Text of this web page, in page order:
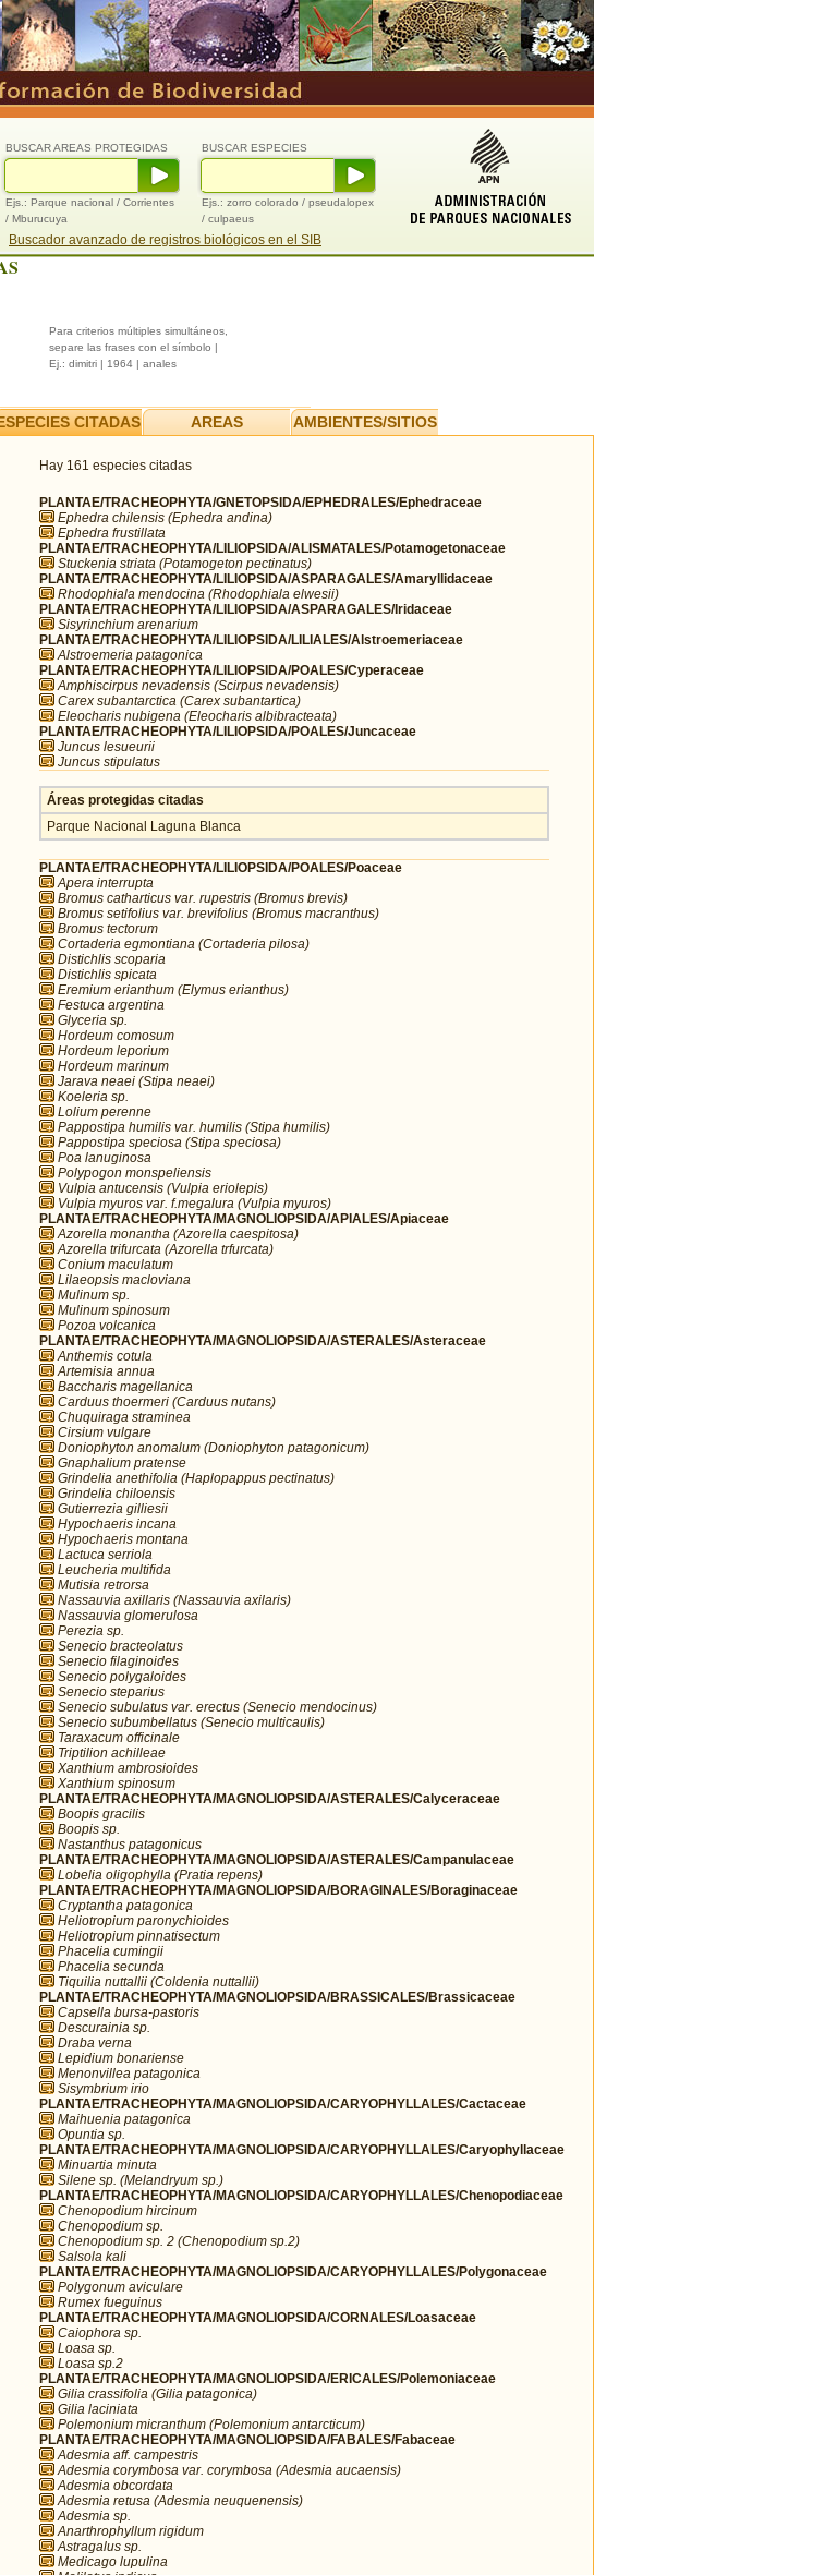
BUSCAR ESPECIES
Ejs.: zorro colorado / pseudalopex
/ culpaeus
BUSCAR AREAS PROTEGIDAS
Ejs.: Parque nacional / Corrientes
/ Mburucuya
Buscador avanzado de registros biológicos en el SIB
Para criterios múltiples simultáneos,
separe las frases con el símbolo |
Ej.: dimitri | 1964 | anales
CITADAS AREAS AMBIENTES/SITIOS
Hay 161 especies citadas
PLANTAE/TRACHEOPHYTA/GNETOPSIDA/EPHEDRALES/Ephedraceae
Ephedra chilensis (Ephedra andina)
Ephedra frustillata
PLANTAE/TRACHEOPHYTA/LILIOPSIDA/ALISMATALES/Potamogetonaceae
Stuckenia striata (Potamogeton pectinatus)
PLANTAE/TRACHEOPHYTA/LILIOPSIDA/ASPARAGALES/Amaryllidaceae
Rhodophiala mendocina (Rhodophiala elwesii)
PLANTAE/TRACHEOPHYTA/LILIOPSIDA/ASPARAGALES/Iridaceae
Sisyrinchium arenarium
PLANTAE/TRACHEOPHYTA/LILIOPSIDA/LILIALES/Alstroemeriaceae
Alstroemeria patagonica
PLANTAE/TRACHEOPHYTA/LILIOPSIDA/POALES/Cyperaceae
Amphiscirpus nevadensis (Scirpus nevadensis)
Carex subantarctica (Carex subantartica)
Eleocharis nubigena (Eleocharis albibracteata)
PLANTAE/TRACHEOPHYTA/LILIOPSIDA/POALES/Juncaceae
Juncus lesueurii
Juncus stipulatus
Áreas protegidas citadas
Parque Nacional Laguna Blanca
PLANTAE/TRACHEOPHYTA/LILIOPSIDA/POALES/Poaceae
Apera interrupta
Bromus catharticus var. rupestris (Bromus brevis)
Bromus setifolius var. brevifolius (Bromus macranthus)
Bromus tectorum
Cortaderia egmontiana (Cortaderia pilosa)
Distichlis scoparia
Distichlis spicata
Eremium erianthum (Elymus erianthus)
Festuca argentina
Glyceria sp.
Hordeum comosum
Hordeum leporium
Hordeum marinum
Jarava neaei (Stipa neaei)
Koeleria sp.
Lolium perenne
Pappostipa humilis var. humilis (Stipa humilis)
Pappostipa speciosa (Stipa speciosa)
Poa lanuginosa
Polypogon monspeliensis
Vulpia antucensis (Vulpia eriolepis)
Vulpia myuros var. f.megalura (Vulpia myuros)
PLANTAE/TRACHEOPHYTA/MAGNOLIOPSIDA/APIALES/Apiaceae
Azorella monantha (Azorella caespitosa)
Azorella trifurcata (Azorella trfurcata)
Conium maculatum
Lilaeopsis macloviana
Mulinum sp.
Mulinum spinosum
Pozoa volcanica
PLANTAE/TRACHEOPHYTA/MAGNOLIOPSIDA/ASTERALES/Asteraceae
Anthemis cotula
Artemisia annua
Baccharis magellanica
Carduus thoermeri (Carduus nutans)
Chuquiraga straminea
Cirsium vulgare
Doniophyton anomalum (Doniophyton patagonicum)
Gnaphalium pratense
Grindelia anethifolia (Haplopappus pectinatus)
Grindelia chiloensis
Gutierrezia gilliesii
Hypochaeris incana
Hypochaeris montana
Lactuca serriola
Leucheria multifida
Mutisia retrorsa
Nassauvia axillaris (Nassauvia axilaris)
Nassauvia glomerulosa
Perezia sp.
Senecio bracteolatus
Senecio filaginoides
Senecio polygaloides
Senecio steparius
Senecio subulatus var. erectus (Senecio mendocinus)
Senecio subumbellatus (Senecio multicaulis)
Taraxacum officinale
Triptilion achilleae
Xanthium ambrosioides
Xanthium spinosum
PLANTAE/TRACHEOPHYTA/MAGNOLIOPSIDA/ASTERALES/Calyceraceae
Boopis gracilis
Boopis sp.
Nastanthus patagonicus
PLANTAE/TRACHEOPHYTA/MAGNOLIOPSIDA/ASTERALES/Campanulaceae
Lobelia oligophylla (Pratia repens)
PLANTAE/TRACHEOPHYTA/MAGNOLIOPSIDA/BORAGINALES/Boraginaceae
Cryptantha patagonica
Heliotropium paronychioides
Heliotropium pinnatisectum
Phacelia cumingii
Phacelia secunda
Tiquilia nuttallii (Coldenia nuttallii)
PLANTAE/TRACHEOPHYTA/MAGNOLIOPSIDA/BRASSICALES/Brassicaceae
Capsella bursa-pastoris
Descurainia sp.
Draba verna
Lepidium bonariense
Menonvillea patagonica
Sisymbrium irio
PLANTAE/TRACHEOPHYTA/MAGNOLIOPSIDA/CARYOPHYLLALES/Cactaceae
Maihuenia patagonica
Opuntia sp.
PLANTAE/TRACHEOPHYTA/MAGNOLIOPSIDA/CARYOPHYLLALES/Caryophyllaceae
Minuartia minuta
Silene sp. (Melandryum sp.)
PLANTAE/TRACHEOPHYTA/MAGNOLIOPSIDA/CARYOPHYLLALES/Chenopodiaceae
Chenopodium hircinum
Chenopodium sp.
Chenopodium sp. 2 (Chenopodium sp.2)
Salsola kali
PLANTAE/TRACHEOPHYTA/MAGNOLIOPSIDA/CARYOPHYLLALES/Polygonaceae
Polygonum aviculare
Rumex fueguinus
PLANTAE/TRACHEOPHYTA/MAGNOLIOPSIDA/CORNALES/Loasaceae
Caiophora sp.
Loasa sp.
Loasa sp.2
PLANTAE/TRACHEOPHYTA/MAGNOLIOPSIDA/ERICALES/Polemoniaceae
Gilia crassifolia (Gilia patagonica)
Gilia laciniata
Polemonium micranthum (Polemonium antarcticum)
PLANTAE/TRACHEOPHYTA/MAGNOLIOPSIDA/FABALES/Fabaceae
Adesmia aff. campestris
Adesmia corymbosa var. corymbosa (Adesmia aucaensis)
Adesmia obcordata
Adesmia retusa (Adesmia neuquenensis)
Adesmia sp.
Anarthrophyllum rigidum
Astragalus sp.
Medicago lupulina